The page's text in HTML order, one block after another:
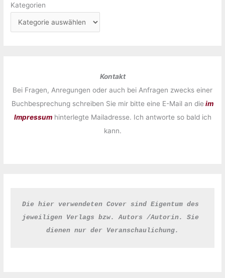
Kategorien
Kontakt
Bei Fragen, Anregungen oder auch bei Anfragen zwecks einer
Buchbesprechung schreiben Sie mir bitte eine E-Mail an die im
Impressumhinterlegte Mailadresse. Ich antworte so bald ich
kann.
Die hier verwendeten Cover sind Eigentum des
jeweiligen Verlags bzw. Autors /Autorin. Sie
dienen nur der Veranschaulichung.